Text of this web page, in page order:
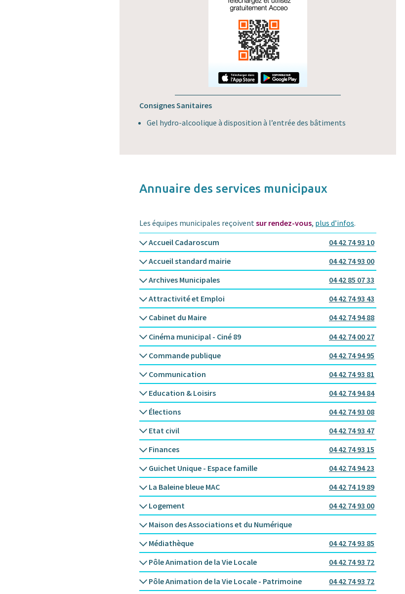
Consignes Sanitaires
Gel hydro-alcoolique à disposition à l’entrée des bâtiments
Annuaire des services municipaux
Les équipes municipales reçoiventsur rendez-vous, plus d’infos.
Accueil Cadaroscum
04 42 74 93 10
Accueil standard mairie
04 42 74 93 00
Archives Municipales
04 42 85 07 33
Attractivité et Emploi
04 42 74 93 43
Cabinet du Maire
04 42 74 94 88
Cinéma municipal - Ciné 89
04 42 74 00 27
Commande publique
04 42 74 94 95
Communication
04 42 74 93 81
Education & Loisirs
04 42 74 94 84
Élections
04 42 74 93 08
Etat civil
04 42 74 93 47
Finances
04 42 74 93 15
Guichet Unique - Espace famille
04 42 74 94 23
La Baleine bleue MAC
04 42 74 19 89
Logement
04 42 74 93 00
Maison des Associations et du Numérique
Médiathèque
04 42 74 93 85
Pôle Animation de la Vie Locale
04 42 74 93 72
Pôle Animation de la Vie Locale - Patrimoine
04 42 74 93 72